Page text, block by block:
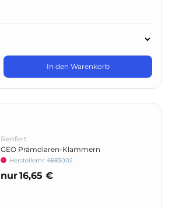
In den Warenkorb
Renfert
GEO Prämolaren-Klammern
Herstellernr: 6883002
nur16,65 €